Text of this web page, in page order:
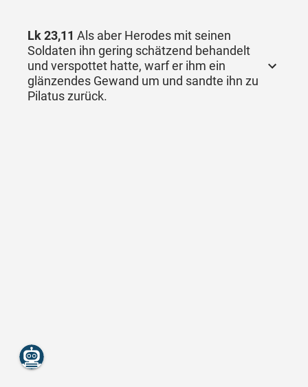
Lk 23,11 Als aber Herodes mit seinen
Soldaten ihn gering schätzend behandelt
und verspottet hatte, warf er ihm ein
glänzendes Gewand um und sandte ihn zu
Pilatus zurück.